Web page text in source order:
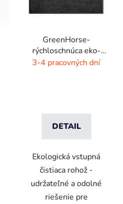
GreenHorse-
rýchloschnúca eko-
rohož - dýmovo čierna
3-4 pracovných dní
DETAIL
Ekologická vstupná
čistiaca rohož -
udržateľné a odolné
riešenie pre